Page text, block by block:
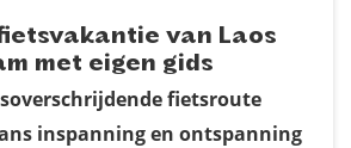
van Laos
met eigen gids
fietsroute
inspanning en ontspanning